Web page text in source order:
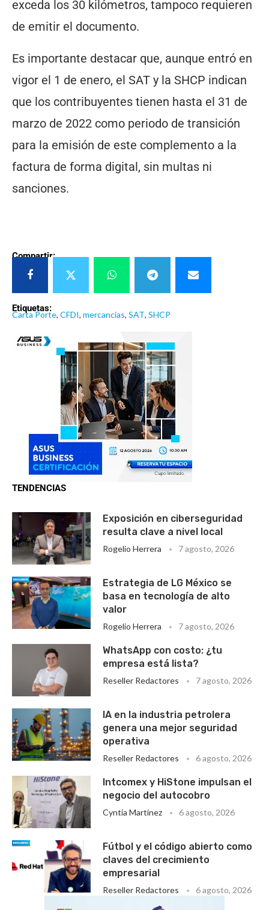
exceda los 30 kilómetros, tampoco requieren
de emitir el documento.
Es importante destacar que, aunque entró en
vigor el 1 de enero, el SAT y la SHCP indican
que los contribuyentes tienen hasta el 31 de
marzo de 2022 como periodo de transición
para la emisión de este complemento a la
factura de forma digital, sin multas ni
sanciones.
Compartir:
Etiquetas:
Carta Porte, CFDI, mercancías, SAT, SHCP
TENDENCIAS
Exposición en ciberseguridad
resulta clave a nivel local
Rogelio Herrera 7 agosto, 2026
Estrategia de LG México se
basa en tecnología de alto
valor
Rogelio Herrera 7 agosto, 2026
WhatsApp con costo: ¿tu
empresa está lista?
Reseller Redactores 7 agosto, 2026
IA en la industria petrolera
genera una mejor seguridad
operativa
Reseller Redactores 6 agosto, 2026
Intcomex y HiStone impulsan el
negocio del autocobro
Cyntia Martinez 6 agosto, 2026
Fútbol y el código abierto como
claves del crecimiento
empresarial
Reseller Redactores 6 agosto, 2026